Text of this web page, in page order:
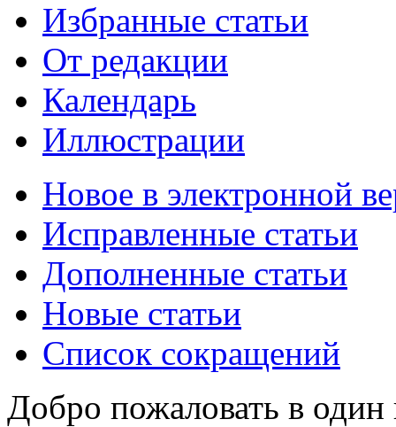
Избранные статьи
От редакции
Календарь
Иллюстрации
Новое в электронной
Исправленные статьи
Дополненные статьи
Новые статьи
Список сокращений
Добро пожаловать в